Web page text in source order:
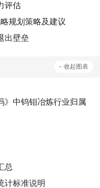
评估
规划策略及建议
出壁垒
- 收起图表
》中钨钼冶炼行业归属
总
计标准说明